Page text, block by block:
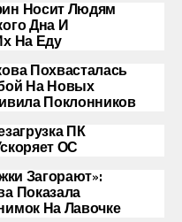
Носит Людям
Дна И
На Еду
Похвасталась
На Новых
Поклонников
ПК
ОС
Загорают»:
Показала
На Лавочке